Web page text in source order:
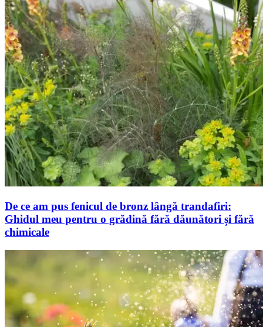
De ce am pus fenicul de bronz lângă trandafiri:
Ghidul meu pentru o grădină fără dăunători și fără
chimicale